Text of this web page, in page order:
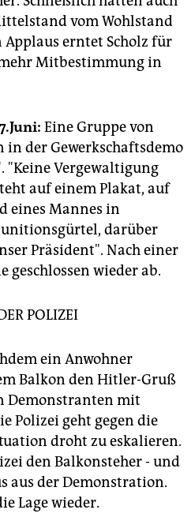
vom Wohlstand
erntet Scholz für
Mitbestimmung in
Eine Gruppe von
der Gewerkschaftsdemo
"Keine Vergewaltigung
auf einem Plakat, auf
eines Mannes in
darüber
Präsident". Nach einer
geschlossen wieder ab.
POLIZEI
ein Anwohner
Balkon den Hitler-Gruß
Demonstranten mit
Polizei geht gegen die
droht zu eskalieren.
den Balkonsteher - und
aus der Demonstration.
Lage wieder.